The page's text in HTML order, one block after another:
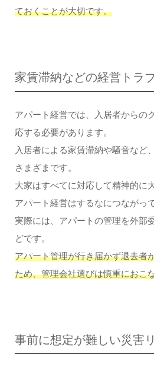
ておくことが大切です。
家賃滞納などの経営トラ
アパート経営では、入居者からの
応する必要があります。
入居者による家賃滞納や騒音など
さまざまです。
大家はすべてに対応して精神的に
アパート経営はするなにつながっ
実際には、アパートの管理を外部
どです。
アパート管理が行き届かず退去者
ため、管理会社選びは慎重におこ
事前に想定が難しい災害